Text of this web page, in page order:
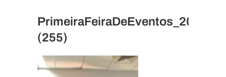
(255)